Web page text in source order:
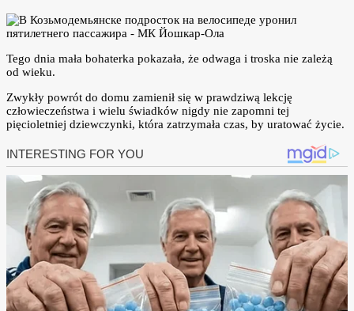
Tego dnia mała bohaterka pokazała, że odwaga i troska nie zależą
od wieku.
Zwykły powrót do domu zamienił się w prawdziwą lekcję
człowieczeństwa i wielu świadków nigdy nie zapomni tej
pięcioletniej dziewczynki, która zatrzymała czas, by uratować życie.